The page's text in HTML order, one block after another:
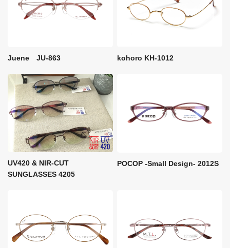
Juene JU-863 kohoro KH-1012
UV420 & NIR-CUT
SUNGLASSES 4205
POCOP -Small Design- 2012S